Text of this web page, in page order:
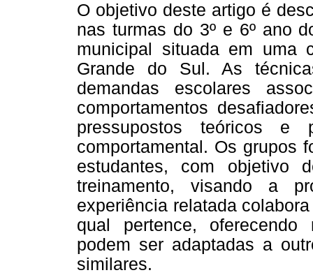
O objetivo deste artigo é
nas turmas do 3º e 6º ano
municipal situada em uma
Grande do Sul. As
demandas escolares
comportamentos
pressupostos teóricos e
comportamental. Os grupos
estudantes, com objetivo
treinamento, visando a
experiência relatada
qual pertence,
podem ser adaptadas a
similares.